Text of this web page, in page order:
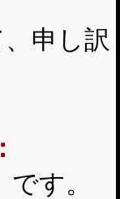
申し訳
です。